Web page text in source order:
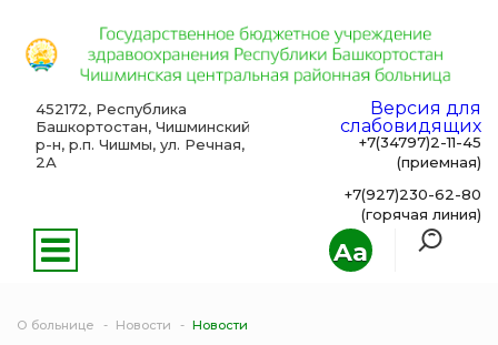
Aa
452172, Республика
Башкортостан, Чишминский
р-н, р.п. Чишмы, ул. Речная,
2А
Версия для
слабовидящих
+7(34797)2-11-45
(приемная)
+7(927)230-62-80
(горячая линия)
О больнице Новости Новости